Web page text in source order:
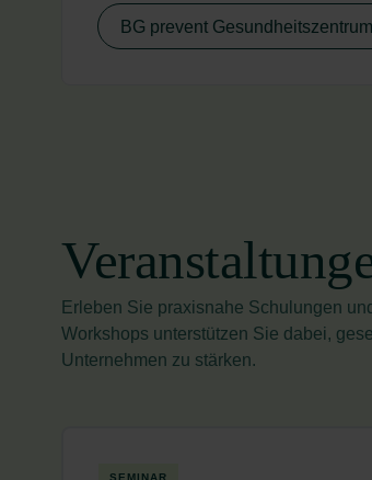
BG prevent
Erleben Sie praxisnahe Schulungen
Workshops unterstützen Sie dabei,
Unternehmen zu stärken.
SEMINAR